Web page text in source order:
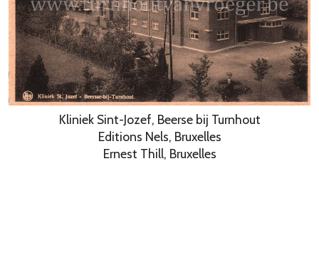
Kliniek Sint-Jozef, Beerse bij Turnhout
Editions Nels, Bruxelles
Ernest Thill, Bruxelles